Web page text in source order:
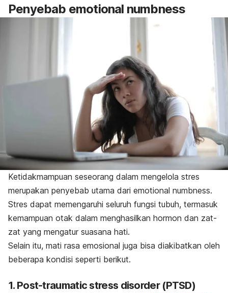
Penyebab emotional numbness
Ketidakmampuan seseorang dalam mengelola stres
merupakan penyebab utama dari emotional numbness.
Stres dapat memengaruhi seluruh fungsi tubuh, termasuk
kemampuan otak dalam menghasilkan hormon dan zat-
zat yang mengatur suasana hati.
Selain itu, mati rasa emosional juga bisa diakibatkan oleh
beberapa kondisi seperti berikut.
1. Post-traumatic stress disorder(PTSD)